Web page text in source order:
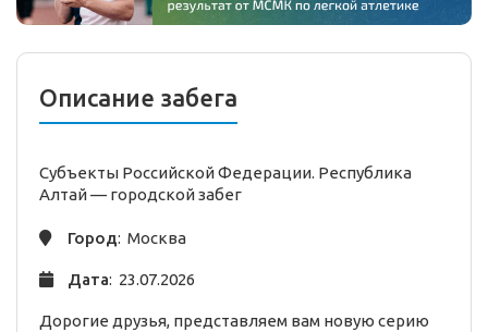
Описание забега
Субъекты Российской Федерации. Республика
Алтай — городскойзабег
Город: Москва
Дата: 23.07.2026
Дорогие друзья, представляем вам новую серию